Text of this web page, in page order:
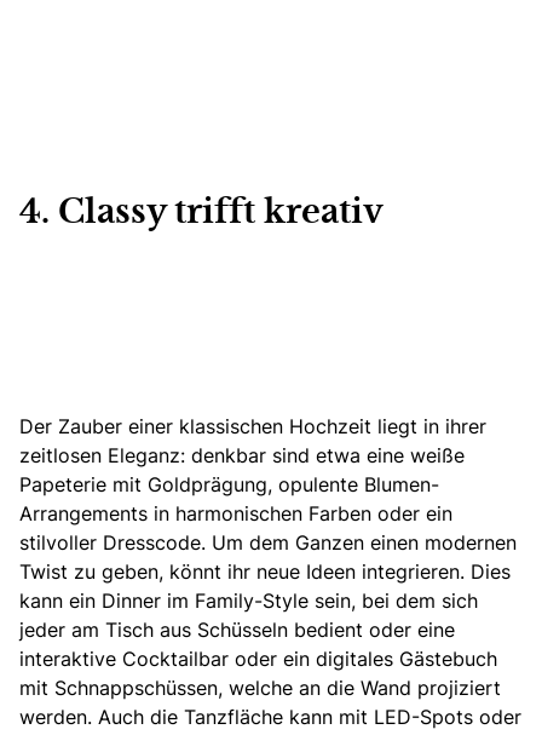
4. Classy trifft kreativ
Der Zauber einer klassischen Hochzeit liegt in ihrer
zeitlosen Eleganz: denkbar sind etwa eine weiße
Papeterie mit Goldprägung, opulente Blumen-
Arrangements in harmonischen Farben oder ein
stilvoller Dresscode. Um dem Ganzen einen modernen
Twist zu geben, könnt ihr neue Ideen integrieren. Dies
kann ein Dinner im Family-Style sein, bei dem sich
jeder am Tisch aus Schüsseln bedient oder eine
interaktive Cocktailbar oder ein digitales Gästebuch
mit Schnappschüssen, welche an die Wand projiziert
werden. Auch die Tanzfläche kann mit LED-Spots oder